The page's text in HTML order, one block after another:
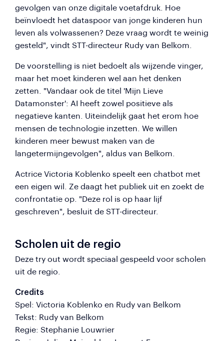
gevolgen van onze digitale voetafdruk. Hoe
beïnvloedt het dataspoor van jonge kinderen hun
leven als volwassenen? Deze vraag wordt te weinig
gesteld", vindt STT-directeur Rudy van Belkom.
De voorstelling is niet bedoelt als wijzende vinger,
maar het moet kinderen wel aan het denken
zetten. "Vandaar ook de titel 'Mijn Lieve
Datamonster': AI heeft zowel positieve als
negatieve kanten. Uiteindelijk gaat het erom hoe
mensen de technologie inzetten. We willen
kinderen meer bewust maken van de
langetermijngevolgen", aldus van Belkom.
Actrice Victoria Koblenko speelt een chatbot met
een eigen wil. Ze daagt het publiek uit en zoekt de
confrontatie op. "Deze rol is op haar lijf
geschreven", besluit de STT-directeur.
Scholen uit de regio
Deze try out wordt speciaal gespeeld voor scholen
uit de regio.
Credits
Spel: Victoria Koblenko en Rudy van Belkom
Tekst: Rudy van Belkom
Regie: Stephanie Louwrier